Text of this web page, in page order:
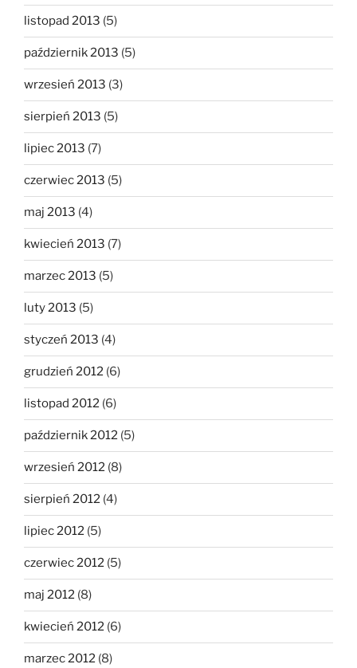
listopad 2013 (5)
październik 2013 (5)
wrzesień 2013 (3)
sierpień 2013 (5)
lipiec 2013 (7)
czerwiec 2013 (5)
maj 2013 (4)
kwiecień 2013 (7)
marzec 2013 (5)
luty 2013 (5)
styczeń 2013 (4)
grudzień 2012 (6)
listopad 2012 (6)
październik 2012 (5)
wrzesień 2012 (8)
sierpień 2012 (4)
lipiec 2012 (5)
czerwiec 2012 (5)
maj 2012 (8)
kwiecień 2012 (6)
marzec 2012 (8)